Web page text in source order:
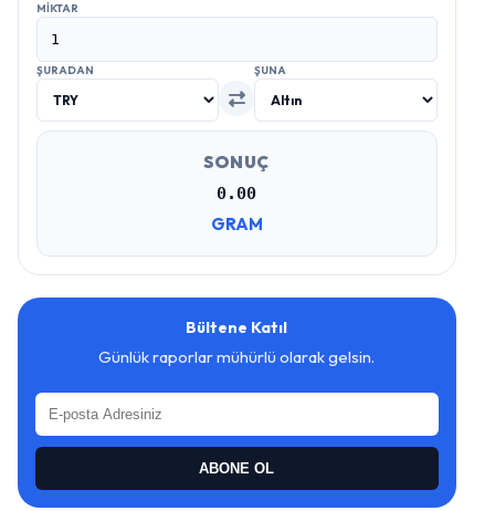
MIKTAR
ŞURADAN ŞUNA
SONUÇ
0.00
GRAM
Bültene Katıl
Günlük raporlar mühürlü olarak gelsin.
ABONE OL